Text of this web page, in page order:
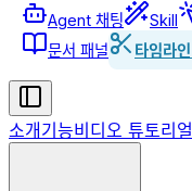
Agent 채팅 Skill
문서 패널
타임라
소개기능비디오 튜토리얼